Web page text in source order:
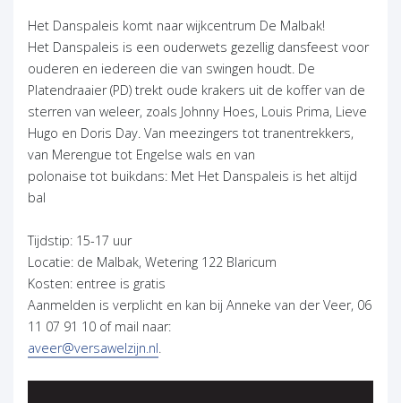
Het Danspaleis komt naar wijkcentrum De Malbak!
Het Danspaleis is een ouderwets gezellig dansfeest voor
ouderen en iedereen die van swingen houdt. De
Platendraaier (PD) trekt oude krakers uit de koffer van de
sterren van weleer, zoals Johnny Hoes, Louis Prima, Lieve
Hugo en Doris Day. Van meezingers tot tranentrekkers,
van Merengue tot Engelse wals en van
polonaise tot buikdans: Met Het Danspaleis is het altijd
bal
Tijdstip: 15-17 uur
Locatie: de Malbak, Wetering 122 Blaricum
Kosten: entree is gratis
Aanmelden is verplicht en kan bij Anneke van der Veer, 06
11 07 91 10 of mail naar:
aveer@versawelzijn.nl.